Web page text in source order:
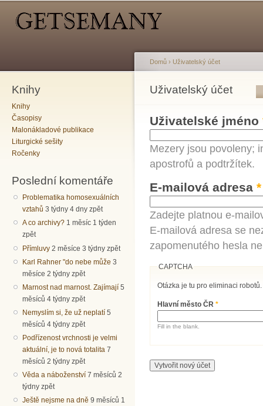
Knihy
Knihy
Časopisy
Malonákladové publikace
Liturgické sešity
Ročenky
Poslední komentáře
Problematika homosexuálních
vztahů 3 týdny 4 dny zpět
A co archivy? 1 měsíc 1 týden
zpět
Přímluvy 2 měsíce 3 týdny zpět
Karl Rahner "do nebe může 3
měsíce 2 týdny zpět
Marnost nad marnost. Zajímají 5
měsíců 4 týdny zpět
Nemyslím si, že už neplatí 5
měsíců 4 týdny zpět
Podřízenost vrchnosti je velmi
aktuální, je to nová totalita 7
měsíců 2 týdny zpět
Věda a náboženství 7 měsíců 2
týdny zpět
Ještě nejsme na dně 9 měsíců 1
Jste zde
Domů › Uživatelský účet
Uživatelský účet
Hlavní záložky
Uživatelské jméno
Mezery jsou povoleny;
apostrofů a podtržítek.
E-mailová adresa *
Zadejte platnou e-
E-mailová adresa se
zapomenutého hesla
CAPTCHA
Otázka je tu pro eliminaci robotů.
Hlavní město ČR*
Fill in the blank.